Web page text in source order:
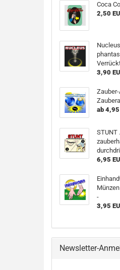
Coca
2,50
3,90
ab 4,95
STUNT
6,95
-
3,95
Newsletter-